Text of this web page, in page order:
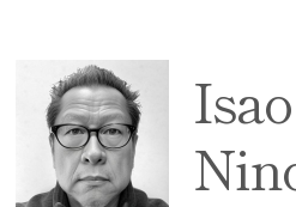
Isao